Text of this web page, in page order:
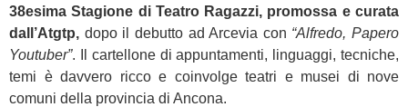
38esima Stagione di Teatro Ragazzi, promossa e curata
dall’Atgtp, dopo il debutto ad Arcevia con “Alfredo, Papero
Youtuber”. Il cartellone di appuntamenti, linguaggi, tecniche,
temi è davvero ricco e coinvolge teatri e musei di nove
comuni della provincia di Ancona.